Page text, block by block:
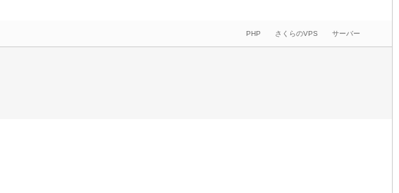
PHP さくらのVPS サーバー